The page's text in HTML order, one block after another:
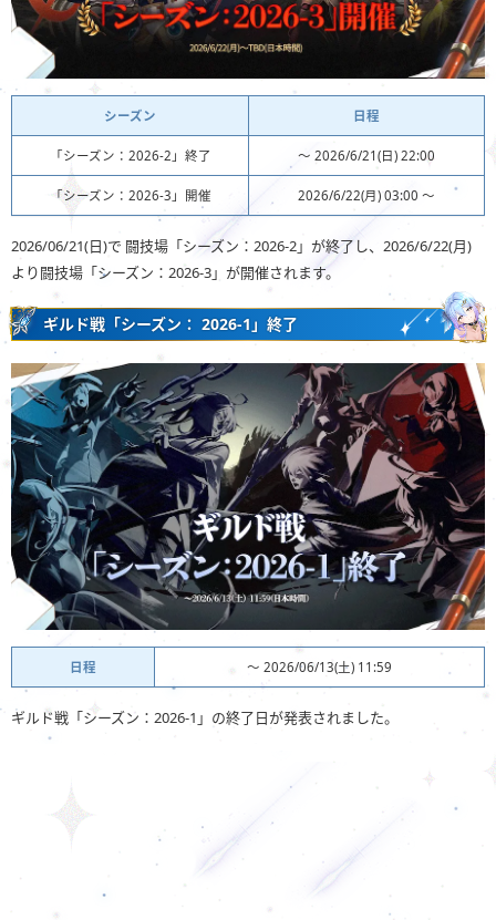
シーズン 日程
「シーズン：2026-2」終了 〜 2026/6/21(日) 22:00
「シーズン：2026-3」開催 2026/6/22(月) 03:00 ～
2026/06/21(日)で 闘技場「シーズン：2026-2」が終了し、2026/6/22(月)
より闘技場「シーズン：2026-3」が開催されます。
ギルド戦「シーズン： 2026-1」終了
日程 〜 2026/06/13(土) 11:59
ギルド戦「シーズン：2026-1」の終了日が発表されました。